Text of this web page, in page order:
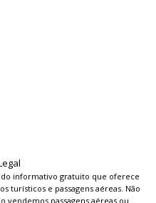
informativo gratuito que oferece
turísticos e passagens aéreas. Não
vendemos passagens aéreas ou